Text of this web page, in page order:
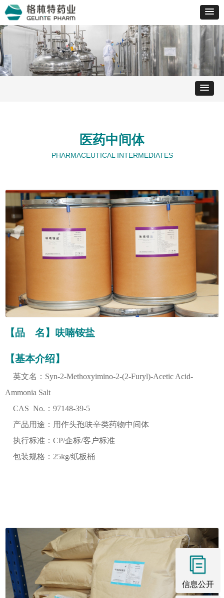
【品 名】呋喃铵盐
【基本介绍】
英文名：Syn-2-Methoxyimino-2-(2-Furyl)-Acetic Acid-
Ammonia Salt
CAS No.：97148-39-5
产品用途：用作头孢呋辛类药物中间体
执行标准：CP/企标/客户标准
包装规格：25kg/纸板桶
医药中间体
PHARMACEUTICAL INTERMEDIATES
信息公开